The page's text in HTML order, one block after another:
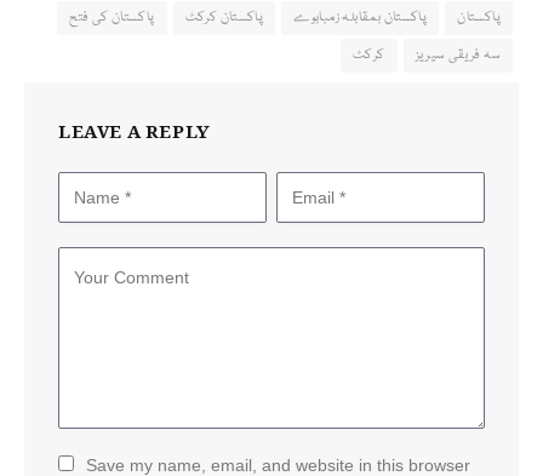
پاکستان پاکستان بمقابلہ زمبابوے پاکستان کرکٹ
پاکستان کی فتح
سہ فریقی سیریز
کرکٹ
LEAVE A REPLY
Save my name, email, and website in this browser